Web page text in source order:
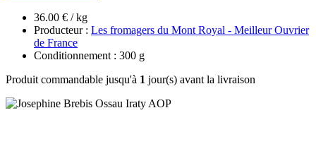
36.00 € / kg
Producteur : Les fromagers du Mont Royal - Meilleur Ouvrier
de France
Conditionnement : 300 g
Produit commandable jusqu'à 1 jour(s) avant la livraison